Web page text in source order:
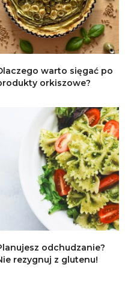
warto sięgać po
orkiszowe?
odchudzanie?
rezygnuj z glutenu!